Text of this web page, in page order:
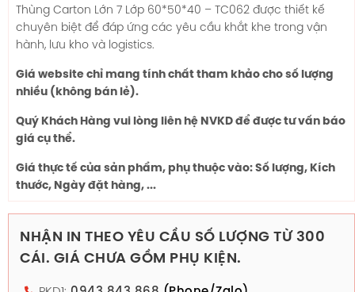
Thùng Carton Lớn 7 Lớp 60*50*40 – TC062 được thiết kế
chuyên biệt để đáp ứng các yêu cầu khắt khe trong vận
hành, lưu kho và logistics.
Giá website chỉ mang tính chất tham khảo cho số lượng
nhiều (không bán lẻ).
Quý Khách Hàng vui lòng liên hệ NVKD để được tư vấn báo
giá cụ thể.
Giá thực tế của sản phẩm, phụ thuộc vào: Số lượng, Kích
thước, Ngày đặt hàng, ...
NHẬN IN THEO YÊU CẦU SỐ LƯỢNG TỪ 300
CÁI. GIÁ CHƯA GỒM PHỤ KIỆN.